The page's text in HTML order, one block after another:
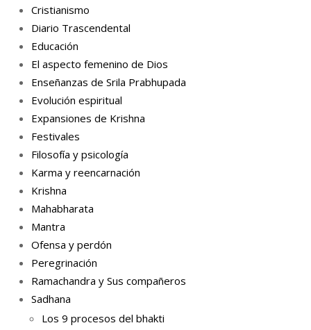
Cristianismo
Diario Trascendental
Educación
El aspecto femenino de Dios
Enseñanzas de Srila Prabhupada
Evolución espiritual
Expansiones de Krishna
Festivales
Filosofía y psicología
Karma y reencarnación
Krishna
Mahabharata
Mantra
Ofensa y perdón
Peregrinación
Ramachandra y Sus compañeros
Sadhana
Los 9 procesos del bhakti